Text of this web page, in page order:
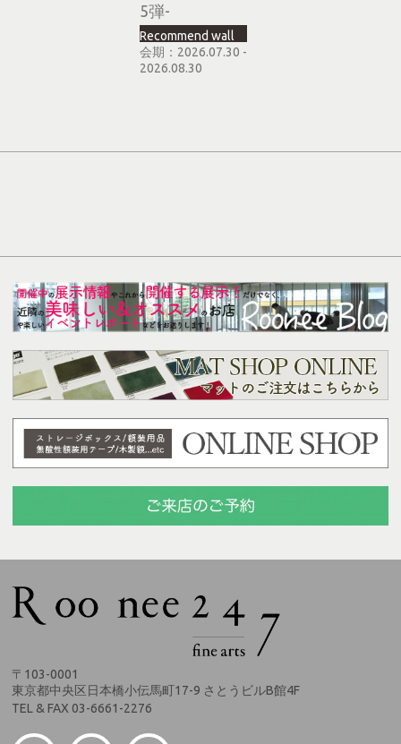
5弾-
Recommend wall
会期：2026.07.30 -
2026.08.30
〒103-0001
東京都中央区日本橋小伝馬町17-9 さとうビルB館4F
TEL & FAX 03-6661-2276